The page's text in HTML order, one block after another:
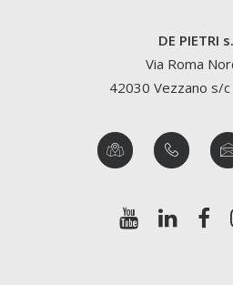
DE PIETRI
Via Roma
42030 Vezzano s/